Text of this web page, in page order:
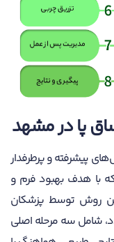
پا در مشهد
پیشرفته و پرطرفدار
که با هدف بهبود فرم و
روش توسط پزشکان
شامل سه مرحله اصلی